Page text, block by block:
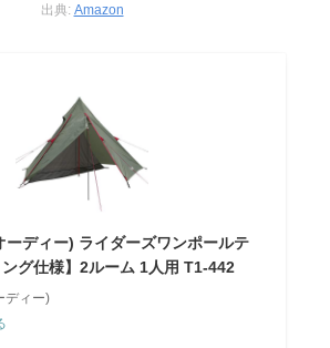
出典: Amazon
ーディー) ライダーズワンポールテ
グ仕様】2ルーム 1人用 T1-442
ディー)